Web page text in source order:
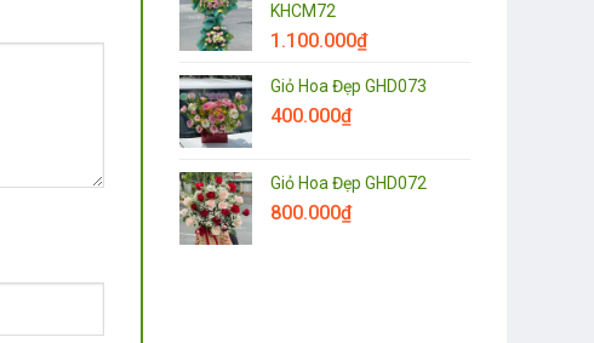
KHCM72
1.100.000₫
Giỏ Hoa Đẹp GHD073
400.000₫
Giỏ Hoa Đẹp GHD072
800.000₫